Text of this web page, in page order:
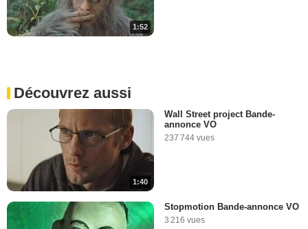
1:52
Découvrez aussi
1:40
Wall Street project Bande-
annonce VO
237 744 vues
Stopmotion Bande-annonce VO
3 216 vues